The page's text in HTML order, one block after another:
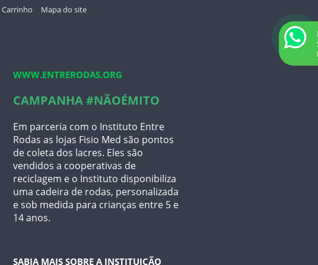
VENDA
VENDA
CORRETOR POSTURAL – HIDROLIGHT –
VENDA
COTOVELEIRA AJUSTÁVEL – HIDROLIGHT
COXAL AJUSTÁVEL – HIDROLIGHT –
VENDA
IMOBILIZADOR EM OITO PARA
CLAVÍCULA – VENDA
OXÍMETRO
Carrinho Mapa do site
WWW.ENTRERODAS.ORG
CAMPANHA #NÃOÉMITO
Em parceria com o Instituto Entre
Rodas as lojas Fisio Med são pontos
de coleta dos lacres. Eles são
vendidos a cooperativas de
reciclagem e o Instituto disponibiliza
uma cadeira de rodas, personalizada
e sob medida para crianças entre 5 e
14 anos.
SABIA MAIS SOBRE A INSTITUIÇÃO